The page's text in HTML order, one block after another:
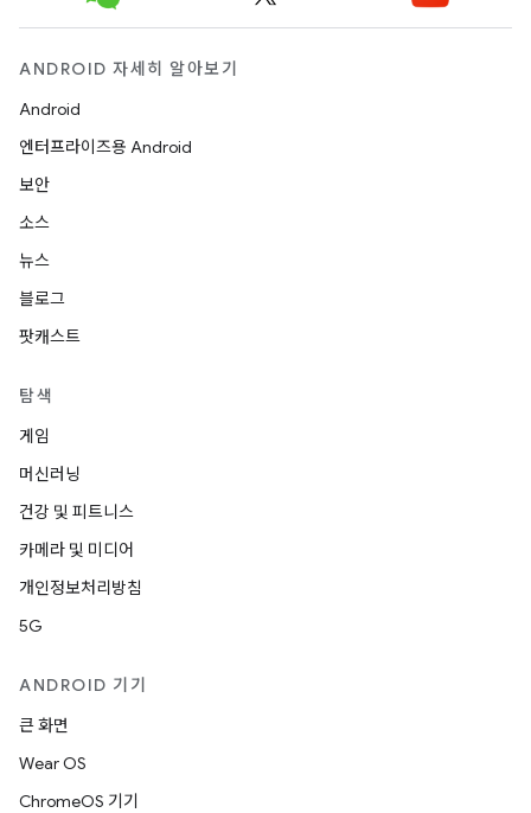
ANDROID 자세히 알아보기
Android
엔터프라이즈용 Android
보안
소스
뉴스
블로그
팟캐스트
탐색
게임
머신러닝
건강 및 피트니스
카메라 및 미디어
개인정보처리방침
5G
ANDROID 기기
큰 화면
Wear OS
ChromeOS 기기